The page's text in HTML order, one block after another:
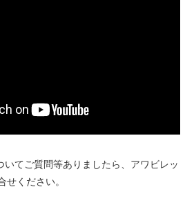
てご質問等ありましたら、アワビレッ
ください。